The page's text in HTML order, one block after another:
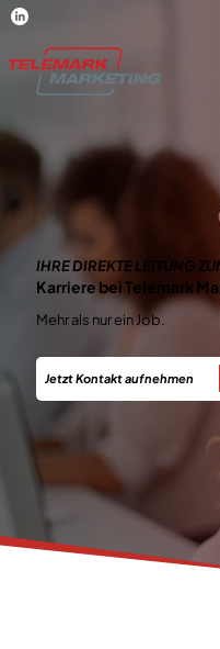
IHRE DIREKTE LEITUNG
Karriere bei Telemark
Mehr als nur ein Job.
Jetzt Kontakt aufnehmen